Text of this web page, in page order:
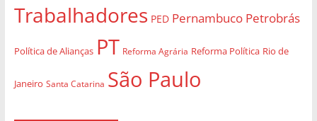
Trabalhadores PED Pernambuco Petrobrás
Política de Alianças PT Reforma Agrária Reforma Política Rio de
Janeiro Santa Catarina São Paulo